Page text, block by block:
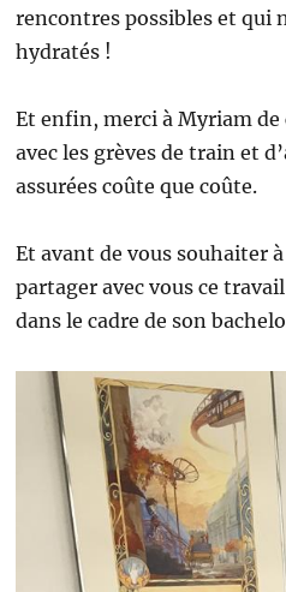
rencontres possibles et qui
hydratés !
Et enfin, merci à Myriam de
avec les grèves de train et
assurées coûte que coûte.
Et avant de vous souhaiter
partager avec vous ce
dans le cadre de son